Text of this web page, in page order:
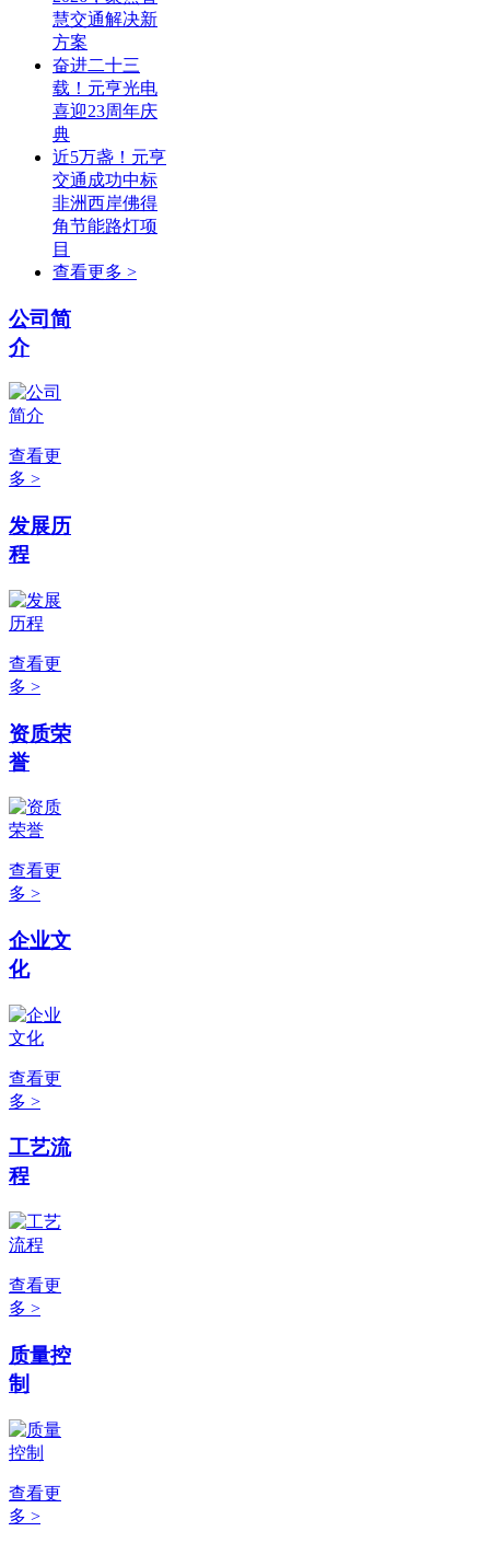
慧交通解决新
方案
奋进二十三
载！元亨光电
喜迎23周年庆
典
近5万盏！元亨
交通成功中标
非洲西岸佛得
角节能路灯项
目
查看更多 >
公司简
介
查看更
多 >
发展历
程
查看更
多 >
资质荣
誉
查看更
多 >
企业文
化
查看更
多 >
工艺流
程
查看更
多 >
质量控
制
查看更
多 >